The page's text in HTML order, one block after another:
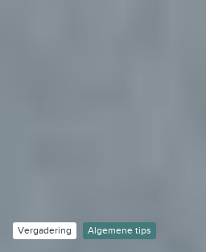
Vergadering Algemene tips